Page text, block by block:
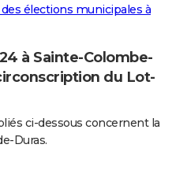
élections municipales à
à Sainte-Colombe-
du Lot-
ci-dessous concernent la
Duras.